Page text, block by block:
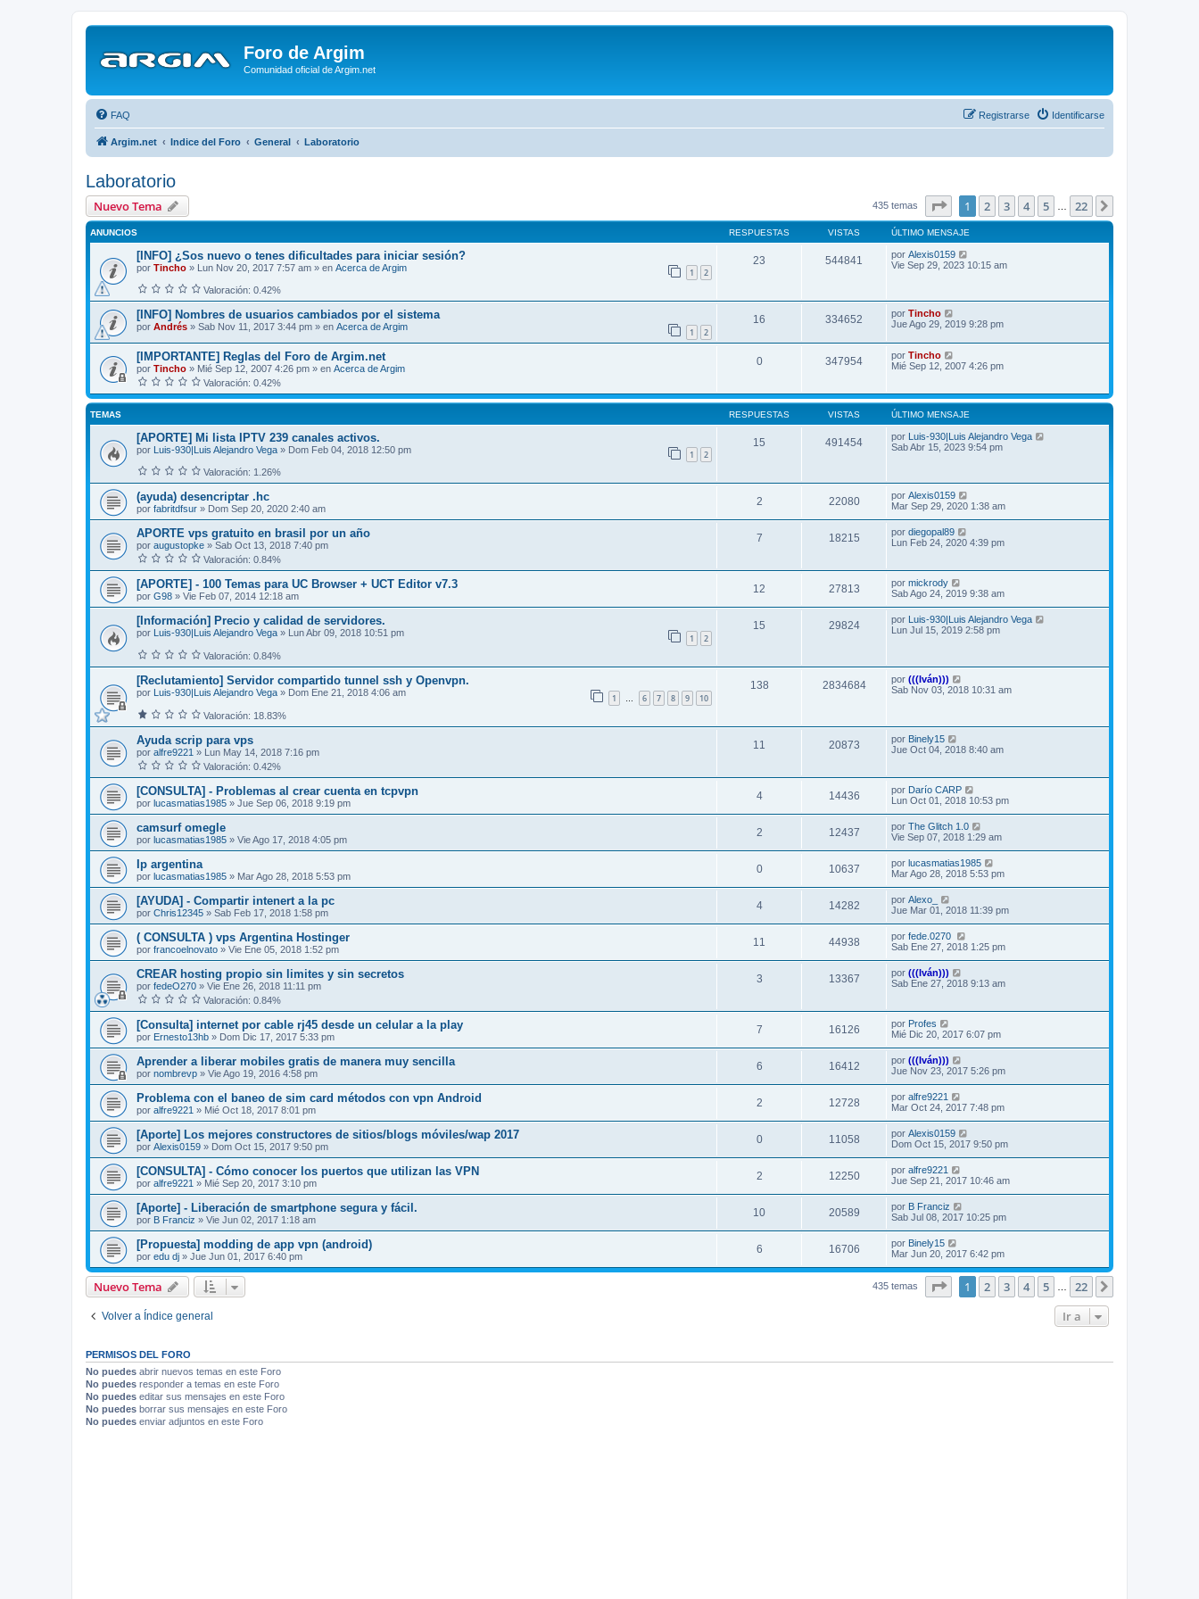
Foro de Argim
Comunidad oficial de Argim.net
FAQ Identificarse
Registrarse
Argim.net Indice del Foro General Laboratorio
Laboratorio
Nuevo Tema 435 temas Página1 de 22
1 2 3 4 5 22
ANUNCIOS RESPUESTAS VISTAS ÚLTIMO MENSAJE
[INFO] ¿Sos nuevo o tenes dificultades para iniciar sesión?
por Tincho » Lun Nov 20, 2017 7:57 am » en Acerca de Argim 1 2
Valoración: 0.42%
23 544841 por Alexis0159
Vie Sep 29, 2023 10:15 am
[INFO] Nombres de usuarios cambiados por el sistema
por Andrés » Sab Nov 11, 2017 3:44 pm » en Acerca de Argim 1 2
16 334652 por Tincho
Jue Ago 29, 2019 9:28 pm
[IMPORTANTE] Reglas del Foro de Argim.net
por Tincho » Mié Sep 12, 2007 4:26 pm » en Acerca de Argim
Valoración: 0.42%
0 347954 por Tincho
Mié Sep 12, 2007 4:26 pm
TEMAS RESPUESTAS VISTAS ÚLTIMO MENSAJE
[APORTE] Mi lista IPTV 239 canales activos.
por Luis-930|Luis Alejandro Vega » Dom Feb 04, 2018 12:50 pm 1 2
Valoración: 1.26%
15 491454 por Luis-930|Luis Alejandro Vega
Sab Abr 15, 2023 9:54 pm
(ayuda) desencriptar .hc
por fabritdfsur » Dom Sep 20, 2020 2:40 am
2 22080 por Alexis0159
Mar Sep 29, 2020 1:38 am
APORTE vps gratuito en brasil por un año
por augustopke » Sab Oct 13, 2018 7:40 pm
Valoración: 0.84%
7 18215 por diegopal89
Lun Feb 24, 2020 4:39 pm
[APORTE] - 100 Temas para UC Browser + UCT Editor v7.3
por G98 » Vie Feb 07, 2014 12:18 am
12 27813 por mickrody
Sab Ago 24, 2019 9:38 am
[Información] Precio y calidad de servidores.
por Luis-930|Luis Alejandro Vega » Lun Abr 09, 2018 10:51 pm 1 2
Valoración: 0.84%
15 29824 por Luis-930|Luis Alejandro Vega
Lun Jul 15, 2019 2:58 pm
[Reclutamiento] Servidor compartido tunnel ssh y Openvpn.
por Luis-930|Luis Alejandro Vega » Dom Ene 21, 2018 4:06 am 1 … 6 7 8 9 10
Valoración: 18.83%
138 2834684 por (((Iván)))
Sab Nov 03, 2018 10:31 am
Ayuda scrip para vps
por alfre9221 » Lun May 14, 2018 7:16 pm
Valoración: 0.42%
11 20873 por Binely15
Jue Oct 04, 2018 8:40 am
[CONSULTA] - Problemas al crear cuenta en tcpvpn
por lucasmatias1985 » Jue Sep 06, 2018 9:19 pm
4 14436 por Darío CARP
Lun Oct 01, 2018 10:53 pm
camsurf omegle
por lucasmatias1985 » Vie Ago 17, 2018 4:05 pm
2 12437 por The Glitch 1.0
Vie Sep 07, 2018 1:29 am
Ip argentina
por lucasmatias1985 » Mar Ago 28, 2018 5:53 pm
0 10637 por lucasmatias1985
Mar Ago 28, 2018 5:53 pm
[AYUDA] - Compartir intenert a la pc
por Chris12345 » Sab Feb 17, 2018 1:58 pm
4 14282 por Alexo_
Jue Mar 01, 2018 11:39 pm
( CONSULTA ) vps Argentina Hostinger
por francoelnovato » Vie Ene 05, 2018 1:52 pm
11 44938 por fede.0270
Sab Ene 27, 2018 1:25 pm
CREAR hosting propio sin limites y sin secretos
por fedeO270 » Vie Ene 26, 2018 11:11 pm
Valoración: 0.84%
3 13367 por (((Iván)))
Sab Ene 27, 2018 9:13 am
[Consulta] internet por cable rj45 desde un celular a la play
por Ernesto13hb » Dom Dic 17, 2017 5:33 pm
7 16126 por Profes
Mié Dic 20, 2017 6:07 pm
Aprender a liberar mobiles gratis de manera muy sencilla
por nombrevp » Vie Ago 19, 2016 4:58 pm
6 16412 por (((Iván)))
Jue Nov 23, 2017 5:26 pm
Problema con el baneo de sim card métodos con vpn Android
por alfre9221 » Mié Oct 18, 2017 8:01 pm
2 12728 por alfre9221
Mar Oct 24, 2017 7:48 pm
[Aporte] Los mejores constructores de sitios/blogs móviles/wap 2017
por Alexis0159 » Dom Oct 15, 2017 9:50 pm
0 11058 por Alexis0159
Dom Oct 15, 2017 9:50 pm
[CONSULTA] - Cómo conocer los puertos que utilizan las VPN
por alfre9221 » Mié Sep 20, 2017 3:10 pm
2 12250 por alfre9221
Jue Sep 21, 2017 10:46 am
[Aporte] - Liberación de smartphone segura y fácil.
por B Franciz » Vie Jun 02, 2017 1:18 am
10 20589 por B Franciz
Sab Jul 08, 2017 10:25 pm
[Propuesta] modding de app vpn (android)
por edu dj » Jue Jun 01, 2017 6:40 pm
6 16706 por Binely15
Mar Jun 20, 2017 6:42 pm
Nuevo Tema 435 temas Página1 de 22
1 2 3 4 5 22
Volver a Índice general Ir a
PERMISOS DEL FORO
No puedes abrir nuevos temas en este Foro
No puedes responder a temas en este Foro
No puedes editar sus mensajes en este Foro
No puedes borrar sus mensajes en este Foro
No puedes enviar adjuntos en este Foro